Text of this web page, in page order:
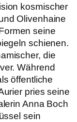
kosmischer
Olivenhaine
seine
schienen.
die
Während
öffentliche
pries seine
Anna Boch
sein